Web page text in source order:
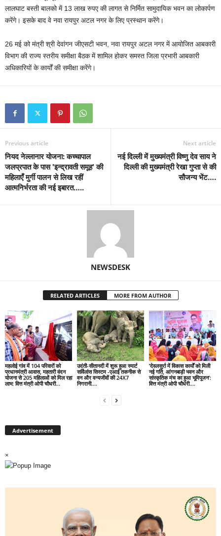
लालघाट बस्ती बालको में 13 लाख रुपए की लागत से निर्मित सामुदायिक भवन का लोकार्पण
करेंगे। इसके बाद वे नवा रायपुर अटल नगर के लिए प्रस्थान करेंगे।
26 मई को मंत्री श्री देवांगन जीएसटी भवन, नवा रायपुर अटल नगर में आयोजित आबकारी
विभाग की राज्य स्तरीय समीक्षा बैठक में शामिल होकर समस्त जिला प्रभारी आबकारी
अधिकारियों के कार्यों की समीक्षा करेंगे।
Previous article
नियद नेल्लानार योजना: कच्चापाल
जलप्रपात के पास 'इन्द्रावती समूह' की
महिलाएँ मुर्गी पालन से लिख रहीं
आत्मनिर्भरता की नई इबारत…..
Next article
नई दिल्ली में मुख्यमंत्री विष्णु देव साय ने
दिल्ली की मुख्यमंत्री रेखा गुप्ता से की
सौजन्य भेंट….
NEWSDESK
RELATED ARTICLES MORE FROM AUTHOR
महलोई गांव में 104 परिवारों को
प्रधानमंत्री आवास, महतारी वंदन
योजना से 205 महिलाओं को मिल रहा
लाभ: वित्त मंत्री ओपी चौधरी…
उदंती-सीतानदी में शुरू हुआ स्मार्ट
सर्विलांस सिस्टम -एआई तकनीक से
वन और वन्यजीवों की 24X7
निगरानी….
’देवलसुर्रा में विकास कार्यों को मिली
नई गति, आंगनबाड़ी भवन और
सांस्कृतिक मंच का हुआ भूमिपूजन’:
वित्त मंत्री ओपी चौधरी….
Advertisement
×